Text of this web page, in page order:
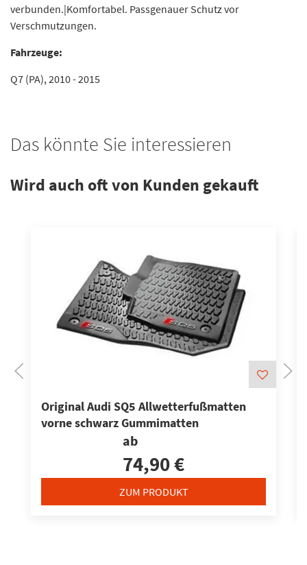
verbunden.|Komfortabel. Passgenauer Schutz vor
Verschmutzungen.
Fahrzeuge:
Q7 (PA), 2010 - 2015
Das könnte Sie interessieren
Wird auch oft von Kunden gekauft
Original Audi SQ5 Allwetterfußmatten
vorne schwarz Gummimatten
ab
74,90 €
ZUM PRODUKT